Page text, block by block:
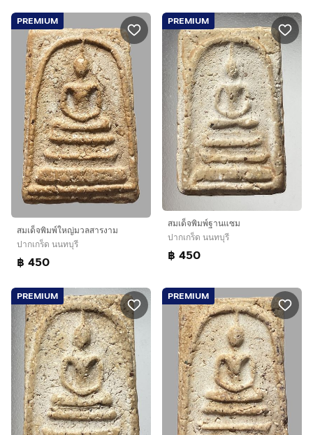
PREMIUM
สมเด็จพิมพ์ใหญ่มวลสารงาม
ปากเกร็ด นนทบุรี
฿ 450
PREMIUM
สมเด็จพิมพ์ฐานแซม
ปากเกร็ด นนทบุรี
฿ 450
PREMIUM PREMIUM